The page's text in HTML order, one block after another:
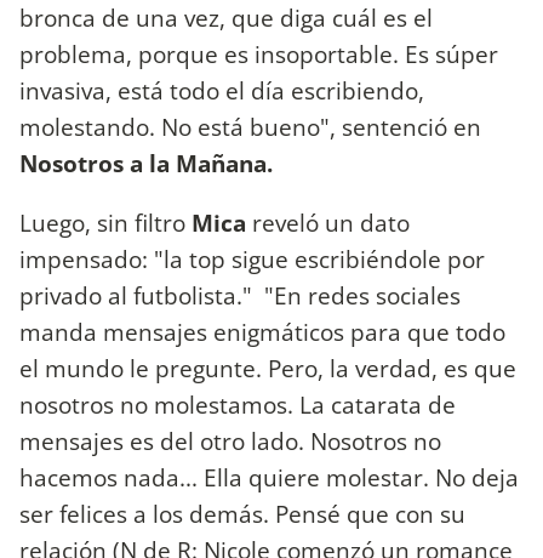
bronca de una vez, que diga cuál es el
problema, porque es insoportable. Es súper
invasiva, está todo el día escribiendo,
molestando. No está bueno", sentenció en
Nosotros a la Mañana.
Luego, sin filtro Mica reveló un dato
impensado: "la top sigue escribiéndole por
privado al futbolista." "En redes sociales
manda mensajes enigmáticos para que todo
el mundo le pregunte. Pero, la verdad, es que
nosotros no molestamos. La catarata de
mensajes es del otro lado. Nosotros no
hacemos nada... Ella quiere molestar. No deja
ser felices a los demás. Pensé que con su
relación (N de R: Nicole comenzó un romance